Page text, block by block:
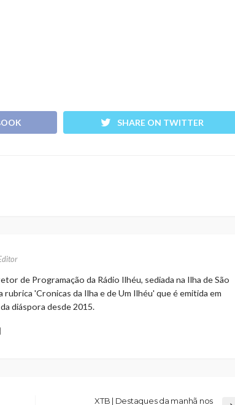
SHARE ON TWITTER
de Programação da Rádio Ilhéu, sediada na Ilha de São
rubrica 'Cronicas da Ilha e de Um Ilhéu' que é emitida em
diáspora desde 2015.
XTB | Destaques da manhã nos